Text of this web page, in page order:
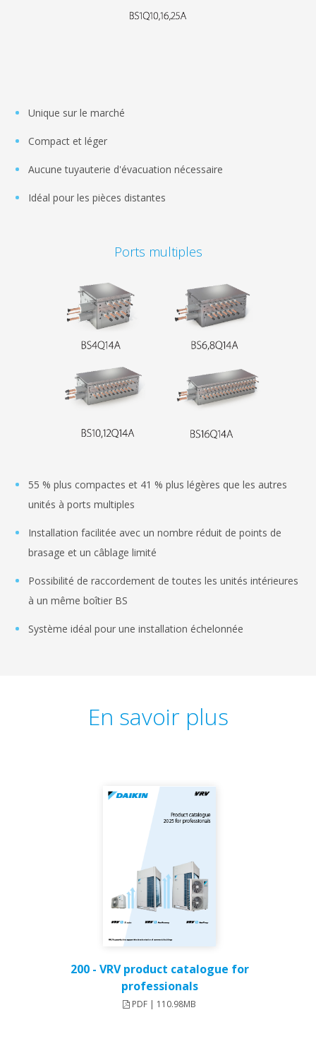
Unique sur le marché
Compact et léger
Aucune tuyauterie d'évacuation nécessaire
Idéal pour les pièces distantes
Ports multiples
55 % plus compactes et 41 % plus légères que les autres
unités à ports multiples
Installation facilitée avec un nombre réduit de points de
brasage et un câblage limité
Possibilité de raccordement de toutes les unités intérieures
à un même boîtier BS
Système idéal pour une installation échelonnée
En savoir plus
200 - VRV product catalogue for
professionals
PDF | 110.98MB